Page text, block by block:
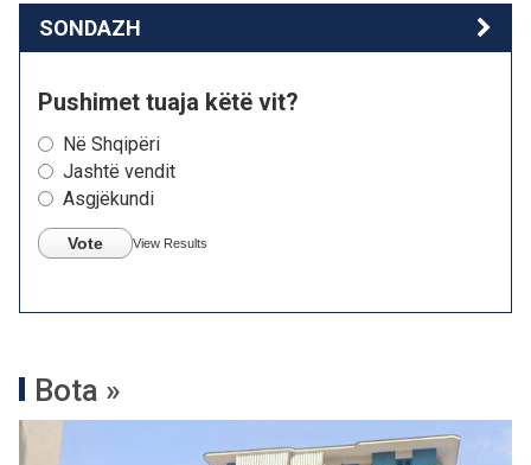
SONDAZH
Pushimet tuaja këtë vit?
Në Shqipëri
Jashtë vendit
Asgjëkundi
Vote View Results
Bota »